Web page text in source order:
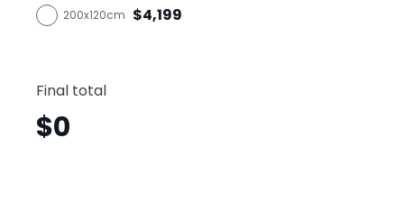
200x120cm $4,199
Final total
$0